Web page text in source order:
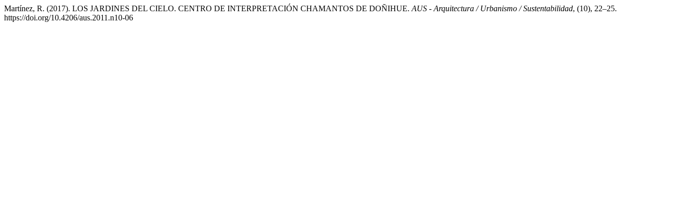
Martínez, R. (2017). LOS JARDINES DEL CIELO. CENTRO DE INTERPRETACIÓN CHAMANTOS DE DOÑIHUE. AUS - Arquitectura / Urbanismo / Sustentabilidad, (10), 22–25.
https://doi.org/10.4206/aus.2011.n10-06